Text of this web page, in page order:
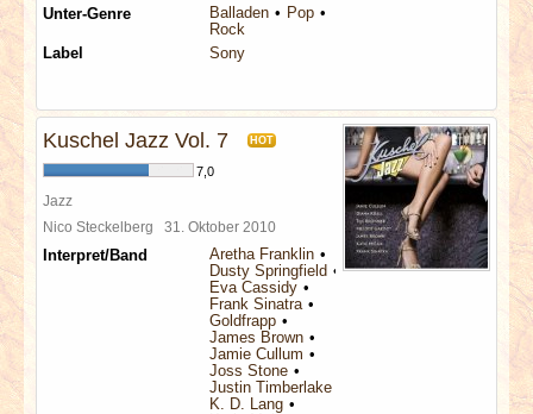
Unter-Genre
Balladen
Pop
Rock
Label
Sony
Kuschel Jazz Vol. 7 HOT
7,0
Jazz
Nico Steckelberg 31. Oktober 2010
Interpret/Band
Aretha Franklin
Dusty Springfield
Eva Cassidy
Frank Sinatra
Goldfrapp
James Brown
Jamie Cullum
Joss Stone
Justin Timberlake
K. D. Lang